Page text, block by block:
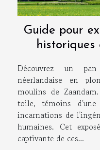
Guide pour
Découvrez un
néerlandaise en
moulins de
toile, témoins d'une
incarnations de
humaines. Cet
captivante de ces...